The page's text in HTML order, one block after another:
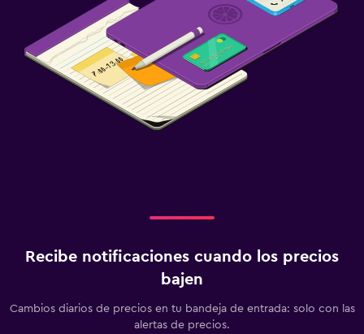
Recibe notificaciones cuando los precios
bajen
Cambios diarios de precios en tu bandeja de entrada: solo con las
alertas de precios.